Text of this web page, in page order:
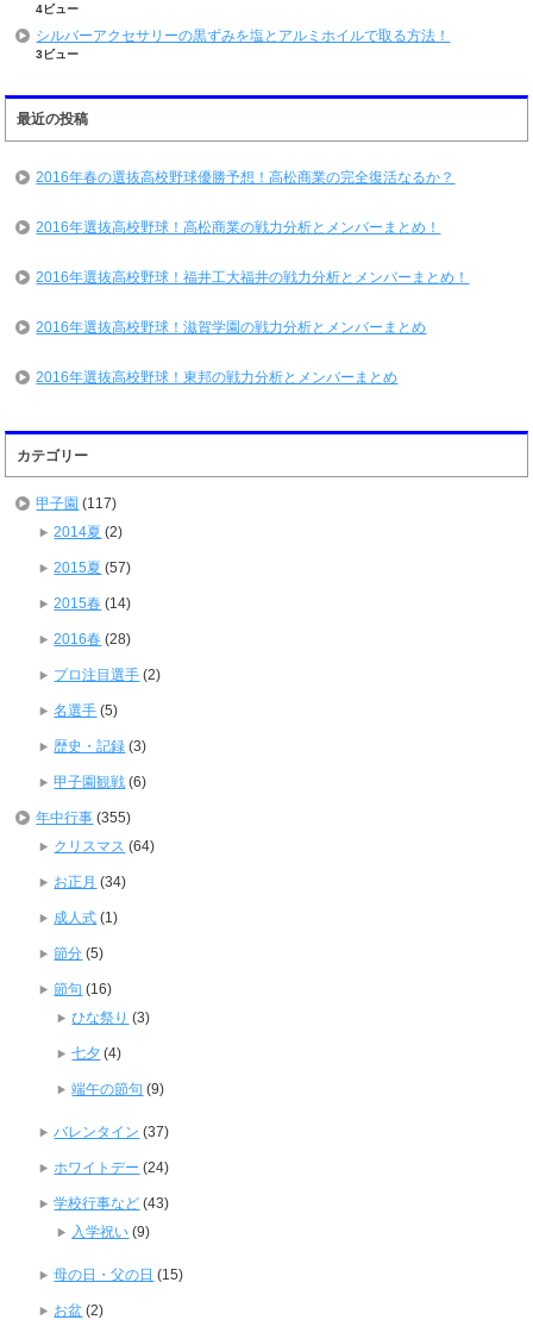
4ビュー
シルバーアクセサリーの黒ずみを塩とアルミホイルで取る方法！
3ビュー
最近の投稿
2016年春の選抜高校野球優勝予想！高松商業の完全復活なるか？
2016年選抜高校野球！高松商業の戦力分析とメンバーまとめ！
2016年選抜高校野球！福井工大福井の戦力分析とメンバーまとめ！
2016年選抜高校野球！滋賀学園の戦力分析とメンバーまとめ
2016年選抜高校野球！東邦の戦力分析とメンバーまとめ
カテゴリー
甲子園 (117)
2014夏 (2)
2015夏 (57)
2015春 (14)
2016春 (28)
プロ注目選手 (2)
名選手 (5)
歴史・記録 (3)
甲子園観戦 (6)
年中行事 (355)
クリスマス (64)
お正月 (34)
成人式 (1)
節分 (5)
節句 (16)
ひな祭り (3)
七夕 (4)
端午の節句 (9)
バレンタイン (37)
ホワイトデー (24)
学校行事など (43)
入学祝い (9)
母の日・父の日 (15)
お盆 (2)